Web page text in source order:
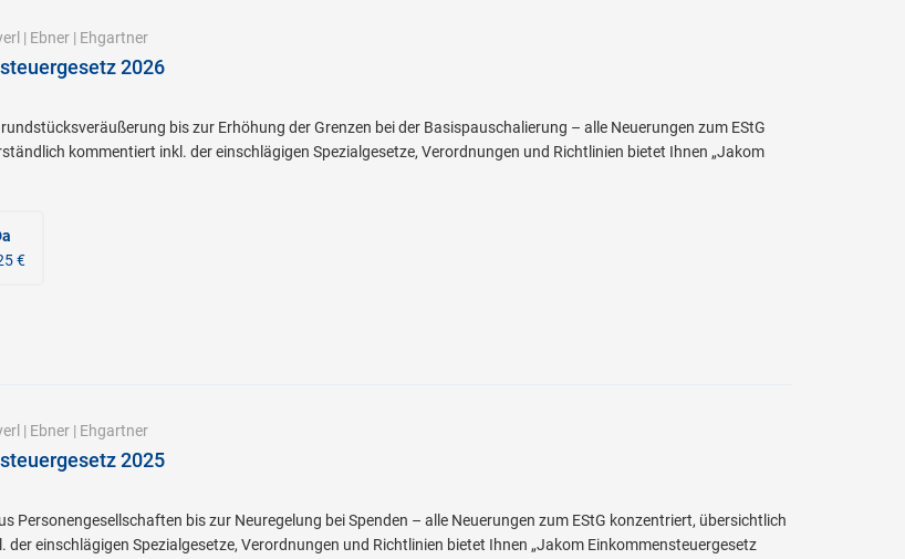
| Ebner| Ehgartner
2026
bis zur Erhöhung der Grenzen bei der Basispauschalierung – alle Neuerungen zum EStG
kommentiert inkl. der einschlägigen Spezialgesetze, Verordnungen und Richtlinien bietet Ihnen „Jakom
€
| Ebner| Ehgartner
2025
Personengesellschaften bis zur Neuregelung bei Spenden – alle Neuerungen zum EStG konzentriert, übersichtlich
einschlägigen Spezialgesetze, Verordnungen und Richtlinien bietet Ihnen „Jakom Einkommensteuergesetz